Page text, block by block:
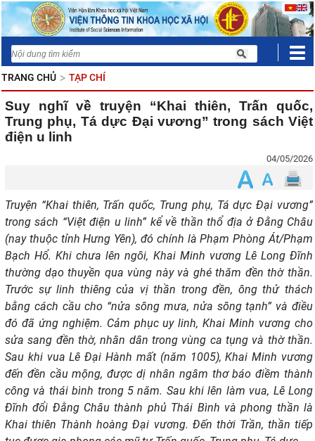
TRANG CHỦ TẠP CHÍ
Suy nghĩ về truyện “Khai thiên, Trấn quốc,
Trung phụ, Tá dực Đại vương” trong sách Việt
điện u linh
04/05/2026
Truyện “Khai thiên, Trấn quốc, Trung phụ, Tá dực Đại vương”
trong sách “Việt điện u linh” kể về thần thổ địa ở Đằng Châu
(nay thuộc tỉnh Hưng Yên), đó chính là Phạm Phòng Át/Phạm
Bạch Hổ. Khi chưa lên ngôi, Khai Minh vương Lê Long Đĩnh
thường dạo thuyền qua vùng này và ghé thăm đền thờ thần.
Trước sự linh thiêng của vị thần trong đền, ông thử thách
bằng cách cầu cho “nửa sông mưa, nửa sông tạnh” và điều
đó đã ứng nghiệm. Cảm phục uy linh, Khai Minh vương cho
sửa sang đền thờ, nhân dân trong vùng ca tụng và thờ thần.
Sau khi vua Lê Đại Hành mất (năm 1005), Khai Minh vương
đến đền cầu mộng, được dị nhân ngâm thơ báo điềm thành
công và thái bình trong 5 năm. Sau khi lên làm vua, Lê Long
Đĩnh đổi Đằng Châu thành phủ Thái Bình và phong thần là
Khai thiên Thành hoàng Đại vương. Đến thời Trần, thần tiếp